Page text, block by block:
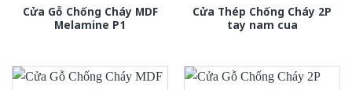
Cửa Gỗ Chống Cháy MDF
Melamine P1
Cửa Thép Chống Cháy 2P
tay nam cua